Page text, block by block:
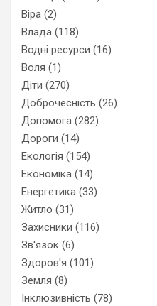
Віра (2)
Влада (118)
Водні ресурси (16)
Воля (1)
Діти (270)
Доброчесність (26)
Допомога (282)
Дороги (14)
Екологія (154)
Економіка (14)
Енергетика (33)
Житло (31)
Захисники (116)
Зв'язок (6)
Здоров'я (101)
Земля (8)
Інклюзивність (78)